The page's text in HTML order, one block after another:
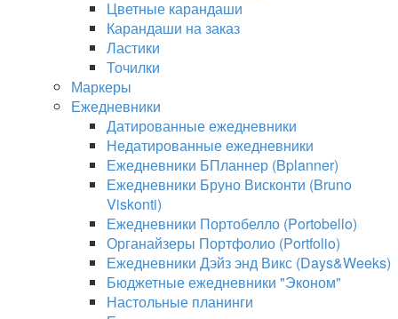
Цветные карандаши
Карандаши на заказ
Ластики
Точилки
Маркеры
Ежедневники
Датированные ежедневники
Недатированные ежедневники
Ежедневники БПланнер (Bplanner)
Ежедневники Бруно Висконти (Bruno
Viskonti)
Ежедневники Портобелло (Portobello)
Органайзеры Портфолио (Portfolio)
Ежедневники Дэйз энд Викс (Days&Weeks)
Бюджетные ежедневники "Эконом"
Настольные планинги